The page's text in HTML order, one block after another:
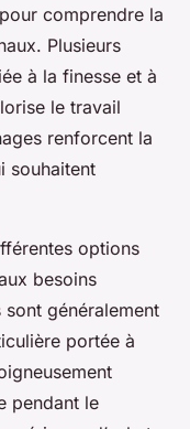
comprendre la
Plusieurs
à la finesse et à
le travail
renforcent la
souhaitent
options
besoins
généralement
portée à
pendant le